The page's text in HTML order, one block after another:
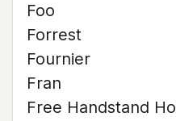
Foo
Forrest
Fournier
Fran
Free Handstand